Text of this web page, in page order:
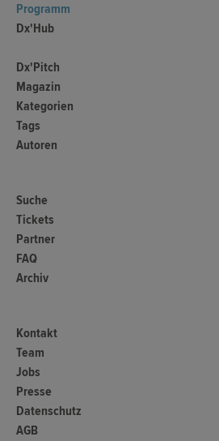
Programm
Dx'Hub
Dx'Pitch
Magazin
Kategorien
Tags
Autoren
Suche
Tickets
Partner
FAQ
Archiv
Kontakt
Team
Jobs
Presse
Datenschutz
AGB